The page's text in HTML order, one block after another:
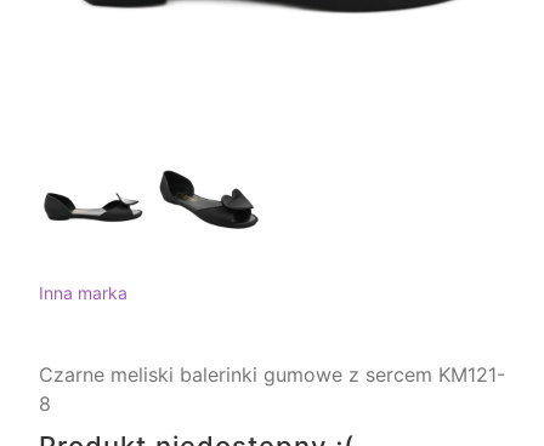
Inna marka
Czarne meliski balerinki gumowe z sercem KM121-
8